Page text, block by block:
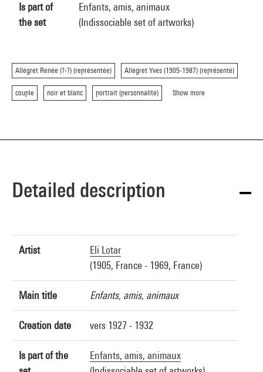
Is part of
the set
Enfants, amis, animaux
(Indissociable set of artworks)
Allégret Renée (?-?) (représentée) Allégret Yves (1905-1987) (représenté)
couple noir et blanc portrait (personnalité) Show more
Detailed description
Artist
Eli Lotar
(1905, France - 1969, France)
Main title Enfants, amis, animaux
Creation date vers 1927 - 1932
Is part of the
Enfants, amis, animaux